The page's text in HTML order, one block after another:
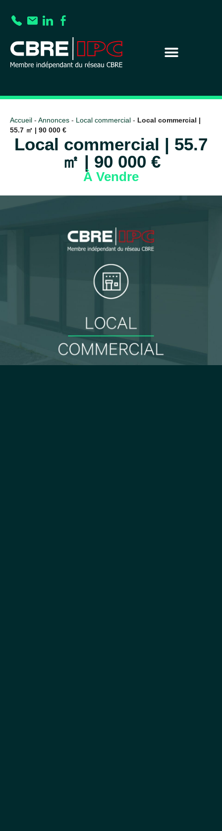
Accueil - Annonces - Local commercial - Local commercial |
55.7 ㎡ | 90 000 €
Local commercial | 55.7
㎡ | 90 000 €
À Vendre